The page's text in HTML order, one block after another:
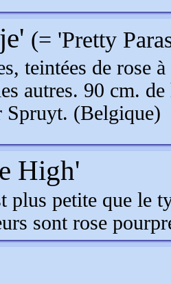
(= 'Pretty
teintées de rose
autres. 90 cm. de
Spruyt. (Belgique)
High'
plus petite que le
sont rose